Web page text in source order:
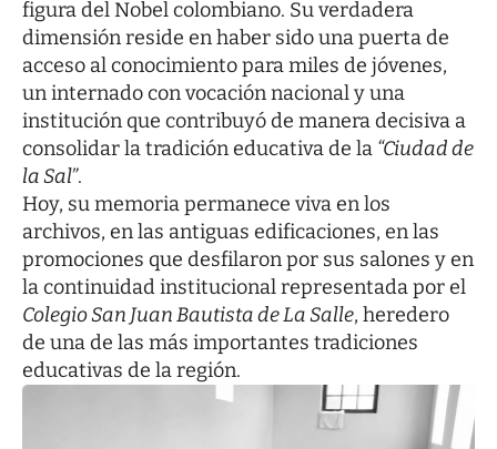
figura del Nobel colombiano. Su verdadera
dimensión reside en haber sido una puerta de
acceso al conocimiento para miles de jóvenes,
un internado con vocación nacional y una
institución que contribuyó de manera decisiva a
consolidar la tradición educativa de la “Ciudad de
la Sal”.
Hoy, su memoria permanece viva en los
archivos, en las antiguas edificaciones, en las
promociones que desfilaron por sus salones y en
la continuidad institucional representada por el
Colegio San Juan Bautista de La Salle, heredero
de una de las más importantes tradiciones
educativas de la región.